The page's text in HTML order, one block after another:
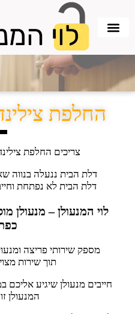
החלפת
צריכים החלפת
דלת הבית ננעלה בנווה
דלת הבית לא נפתחת
לוי המנעולן – מנעולן
מספק שירותי פריצה
תוך שירות
חייבים מנעולן שיגיע אליכם
המנעולן